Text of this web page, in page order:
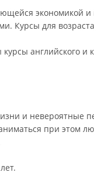
экономикой
Курсы для
английского и
и
при